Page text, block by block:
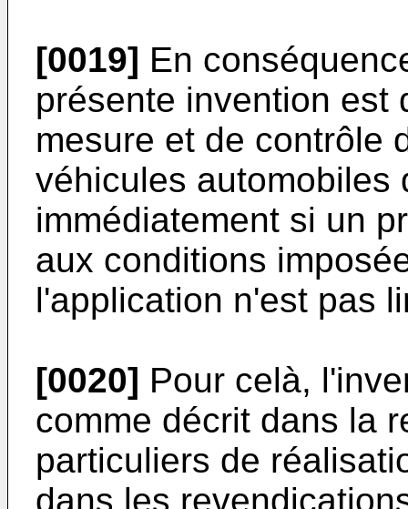
[0019] En
présente invention est
mesure et de contrôle
véhicules automobiles
immédiatement si un
aux conditions
l'application n'est pas
[0020] Pour celà,
comme décrit dans la
particuliers de
dans les